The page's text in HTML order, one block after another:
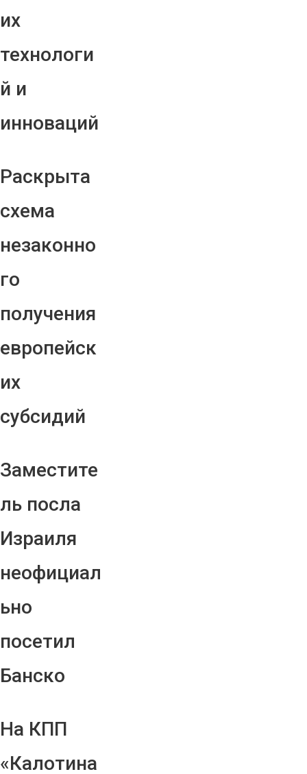
их
технологи
й и
инноваций
Раскрыта
схема
незаконно
го
получения
европейск
их
субсидий
Заместите
ль посла
Израиля
неофициал
ьно
посетил
Банско
На КПП
«Калотина